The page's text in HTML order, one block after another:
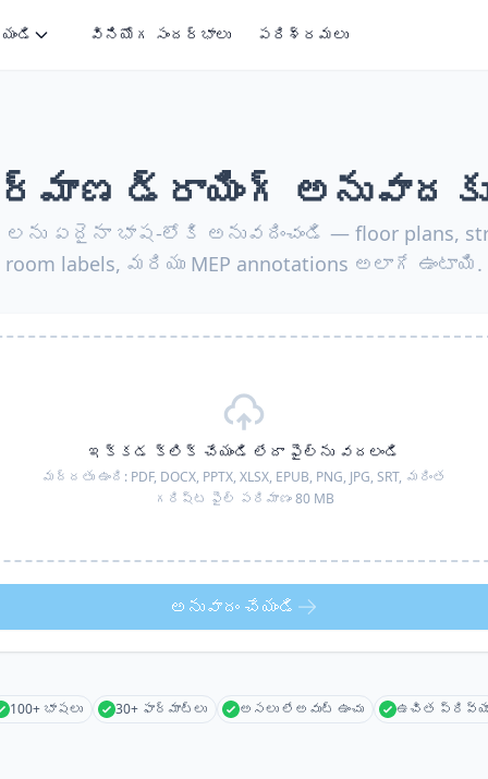
వినియోగ సందర్భాలు పరిశ్రమలు
డ్రాయింగ్
ఏదైనా భాష-లోకి అనువదించండి — floor plans,
room labels, మరియు MEP annotations అలాగే ఉంటాయి.
ఇక్కడ క్లిక్ చేయండి లేదా ఫైల్‌ను వదలండి
మద్దతు ఉంది: PDF, DOCX, PPTX, XLSX, EPUB, PNG, JPG, SRT, మరింత
గరిష్ట ఫైల్ పరిమాణం 80 MB
అనువాదం చేయండి
100+ భాషలు 30+ ఫార్మాట్లు అసలు లేఅవుట్ ఉంచు ఉచిత